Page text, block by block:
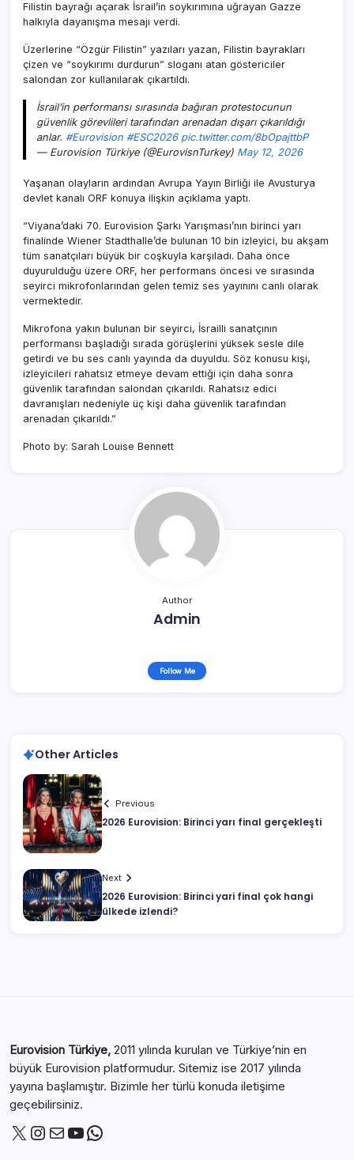
Filistin bayrağı açarak İsrail’in soykırımına uğrayan Gazze
halkıyla dayanışma mesajı verdi.
Üzerlerine “Özgür Filistin” yazıları yazan, Filistin bayrakları
çizen ve “soykırımı durdurun” sloganı atan göstericiler
salondan zor kullanılarak çıkartıldı.
İsrail’in performansı sırasında bağıran protestocunun
güvenlik görevlileri tarafından arenadan dışarı çıkarıldığı
anlar. #Eurovision #ESC2026 pic.twitter.com/8bOpajttbP
— Eurovision Türkiye (@EurovisnTurkey) May 12, 2026
Yaşanan olayların ardından Avrupa Yayın Birliği ile Avusturya
devlet kanalı ORF konuya ilişkin açıklama yaptı.
“Viyana’daki 70. Eurovision Şarkı Yarışması’nın birinci yarı
finalinde Wiener Stadthalle’de bulunan 10 bin izleyici, bu akşam
tüm sanatçıları büyük bir coşkuyla karşıladı. Daha önce
duyurulduğu üzere ORF, her performans öncesi ve sırasında
seyirci mikrofonlarından gelen temiz ses yayınını canlı olarak
vermektedir.
Mikrofona yakın bulunan bir seyirci, İsrailli sanatçının
performansı başladığı sırada görüşlerini yüksek sesle dile
getirdi ve bu ses canlı yayında da duyuldu. Söz konusu kişi,
izleyicileri rahatsız etmeye devam ettiği için daha sonra
güvenlik tarafından salondan çıkarıldı. Rahatsız edici
davranışları nedeniyle üç kişi daha güvenlik tarafından
arenadan çıkarıldı.”
Photo by: Sarah Louise Bennett
Author
Admin
Follow Me
Other Articles
Previous
2026 Eurovision: Birinci yarı final gerçekleşti
Next
2026 Eurovision: Birinci yari final çok hangi
ülkede izlendi?
Eurovision Türkiye, 2011 yılında kurulan ve Türkiye’nin en
büyük Eurovision platformudur. Sitemiz ise 2017 yılında
yayına başlamıştır. Bizimle her türlü konuda iletişime
geçebilirsiniz.